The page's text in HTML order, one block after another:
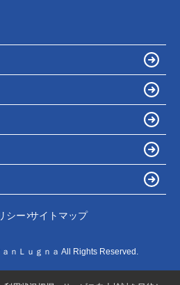
シー サイトマップ
ｎＬｕｇｎａ All Rights Reserved.